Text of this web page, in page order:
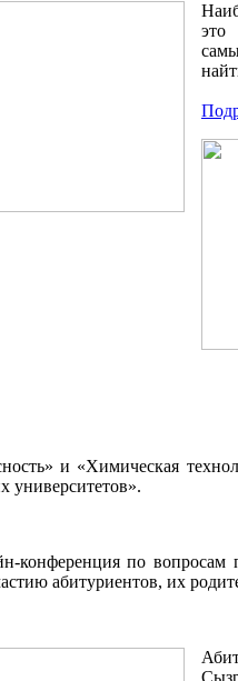
это
и «Химическая
университетов».
конференция по вопросам
абитуриентов, их